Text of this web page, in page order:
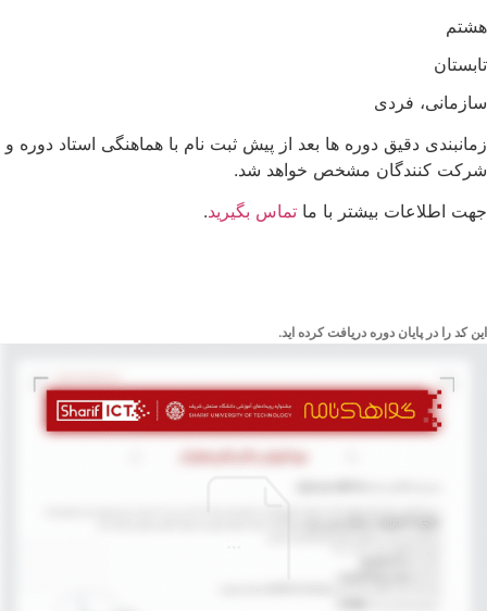
هشتم
تابستان
سازمانی، فردی
زمانبندی دقیق دوره ها بعد از پیش ثبت نام با هماهنگی استاد دوره و
شرکت کنندگان مشخص خواهد شد.
جهت اطلاعات بیشتر با ما تماس بگیرید.
این کد را در پایان دوره دریافت کرده اید.